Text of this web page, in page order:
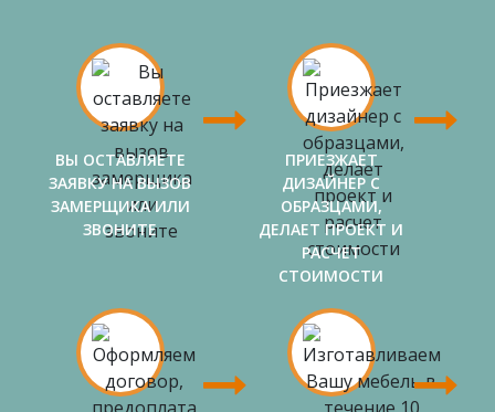
ВЫ ОСТАВЛЯЕТЕ
ЗАЯВКУ НА ВЫЗОВ
ЗАМЕРЩИКА ИЛИ
ЗВОНИТЕ
ПРИЕЗЖАЕТ
ДИЗАЙНЕР С
ОБРАЗЦАМИ,
ДЕЛАЕТ ПРОЕКТ И
РАСЧЕТ
СТОИМОСТИ